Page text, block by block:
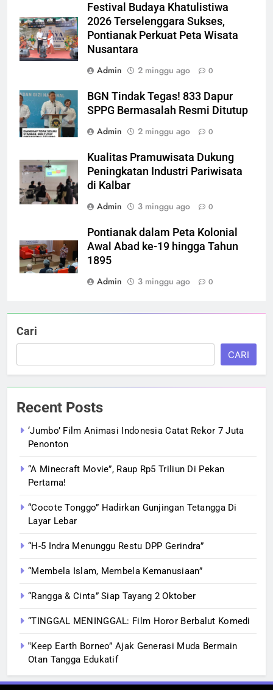
Festival Budaya Khatulistiwa
2026 Terselenggara Sukses,
Pontianak Perkuat Peta Wisata
Nusantara
Admin
2 minggu ago 0
BGN Tindak Tegas! 833 Dapur
SPPG Bermasalah Resmi Ditutup
Admin
2 minggu ago 0
Kualitas Pramuwisata Dukung
Peningkatan Industri Pariwisata
di Kalbar
Admin
3 minggu ago 0
Pontianak dalam Peta Kolonial
Awal Abad ke-19 hingga Tahun
1895
Admin
3 minggu ago 0
Cari
CARI
Recent Posts
‘Jumbo’ Film Animasi Indonesia Catat Rekor 7 Juta
Penonton
“A Minecraft Movie”, Raup Rp5 Triliun Di Pekan
Pertama!
“Cocote Tonggo” Hadirkan Gunjingan Tetangga Di
Layar Lebar
“H-5 Indra Menunggu Restu DPP Gerindra”
“Membela Islam, Membela Kemanusiaan”
“Rangga & Cinta” Siap Tayang 2 Oktober
“TINGGAL MENINGGAL: Film Horor Berbalut Komedi
‟Keep Earth Borneo” Ajak Generasi Muda Bermain
Otan Tangga Edukatif